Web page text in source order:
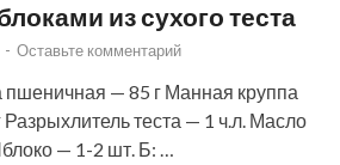
из сухого теста
- Оставьте комментарий
— 85 г Манная круппа
теста — 1 ч.л. Масло
— 1-2 шт. Б: …